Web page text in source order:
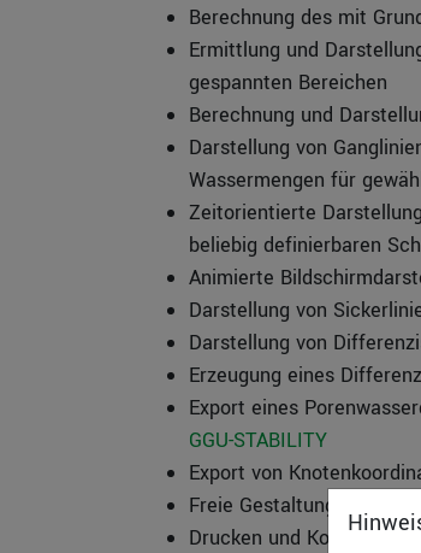
Berechnung des mit
Ermittlung und
gespannten Bereichen
Berechnung und
Darstellung von
Wassermengen für
Zeitorientierte
beliebig definierbaren
Animierte
Darstellung von
Darstellung von
Erzeugung eines
Export eines
GGU-STABILITY
Export von
Freie Gestaltung des
Drucken und Kopieren